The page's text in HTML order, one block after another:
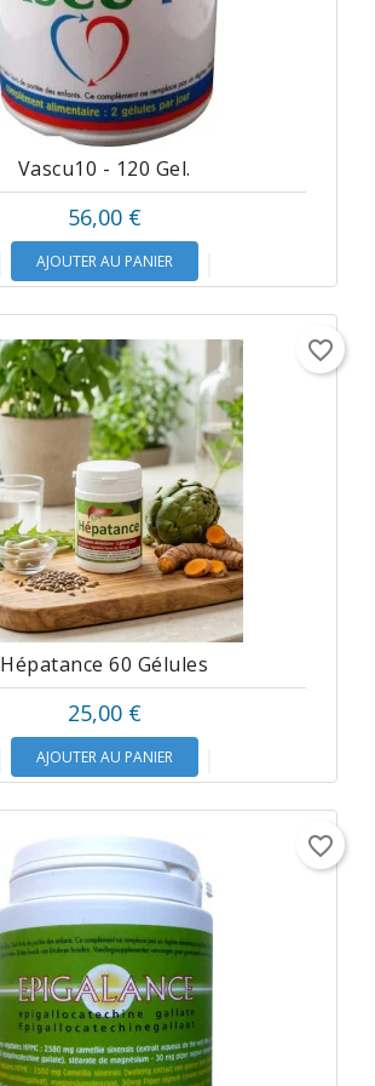
Vascu10 - 120 Gel.
56,00 €
AJOUTER AU PANIER
Hépatance 60 Gélules
25,00 €
AJOUTER AU PANIER
favorite_border
favorite_border